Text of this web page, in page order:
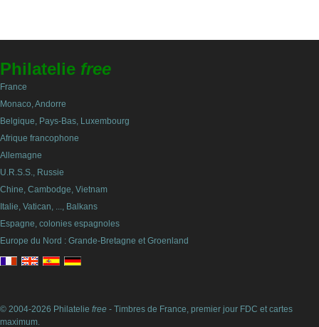
Philatelie free
France
Monaco, Andorre
Belgique, Pays-Bas, Luxembourg
Afrique francophone
Allemagne
U.R.S.S., Russie
Chine, Cambodge, Vietnam
Italie, Vatican, ..., Balkans
Espagne, colonies espagnoles
Europe du Nord : Grande-Bretagne et Groenland
© 2004-2026 Philatelie free - Timbres de France, premier jour FDC et cartes
maximum.